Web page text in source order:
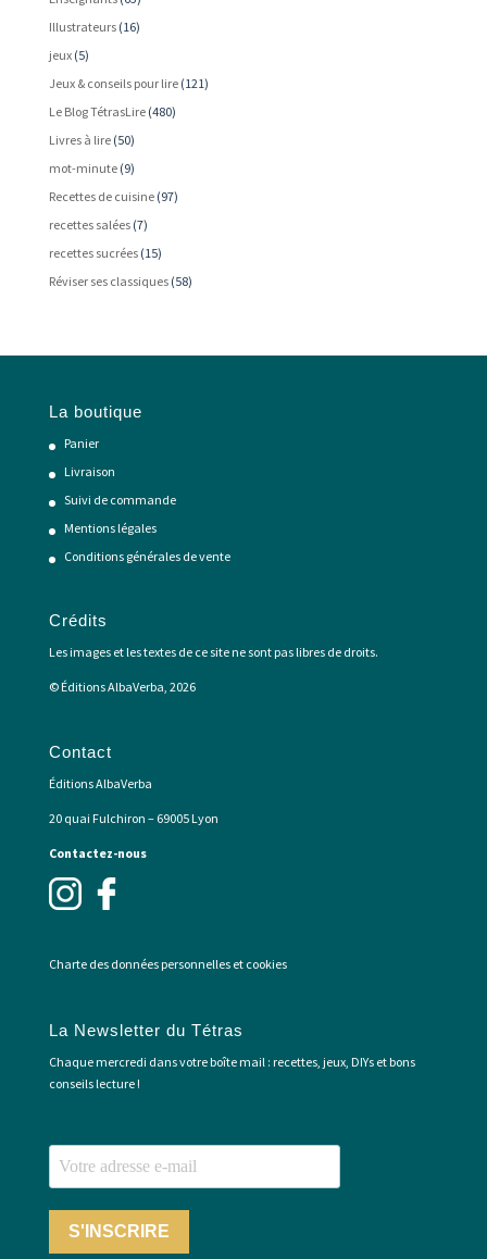
Illustrateurs(16)
jeux(5)
Jeux & conseils pour lire(121)
Le Blog TétrasLire(480)
Livres à lire(50)
mot-minute(9)
Recettes de cuisine(97)
recettes salées(7)
recettes sucrées(15)
Réviser ses classiques(58)
La boutique
Panier
Livraison
Suivi de commande
Mentions légales
Conditions générales de vente
Crédits
Les images et les textes de ce site ne sont pas libres de droits.
© Éditions AlbaVerba, 2026
Contact
Éditions AlbaVerba
20 quai Fulchiron – 69005 Lyon
Contactez-nous
Charte des données personnelles et cookies
La Newsletter du Tétras
Chaque mercredi dans votre boîte mail : recettes, jeux, DIYs et bons
conseils lecture !
S'INSCRIRE